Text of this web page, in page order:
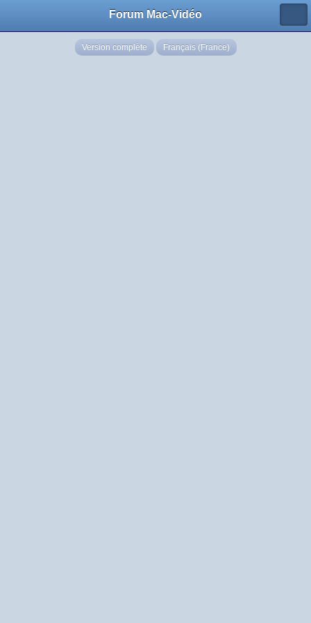
Forum Mac-Vidéo
Version complète Français (France)